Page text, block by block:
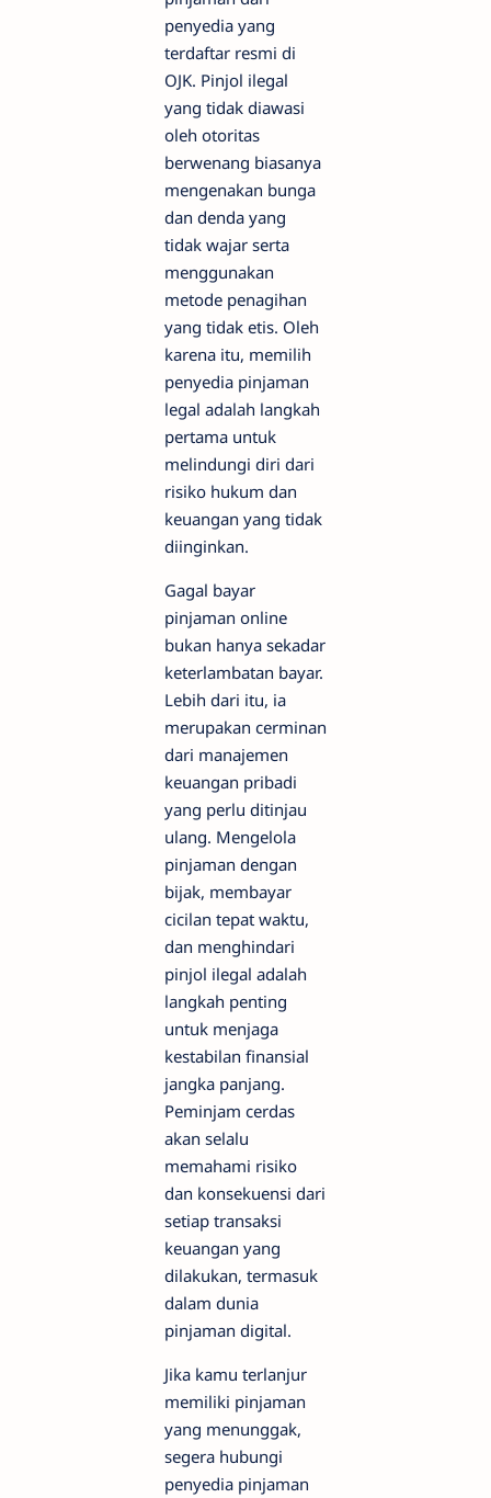
penyedia yang
terdaftar resmi di
OJK. Pinjol ilegal
yang tidak diawasi
oleh otoritas
berwenang biasanya
mengenakan bunga
dan denda yang
tidak wajar serta
menggunakan
metode penagihan
yang tidak etis. Oleh
karena itu, memilih
penyedia pinjaman
legal adalah langkah
pertama untuk
melindungi diri dari
risiko hukum dan
keuangan yang tidak
diinginkan.
Gagal bayar
pinjaman online
bukan hanya sekadar
keterlambatan bayar.
Lebih dari itu, ia
merupakan cerminan
dari manajemen
keuangan pribadi
yang perlu ditinjau
ulang. Mengelola
pinjaman dengan
bijak, membayar
cicilan tepat waktu,
dan menghindari
pinjol ilegal adalah
langkah penting
untuk menjaga
kestabilan finansial
jangka panjang.
Peminjam cerdas
akan selalu
memahami risiko
dan konsekuensi dari
setiap transaksi
keuangan yang
dilakukan, termasuk
dalam dunia
pinjaman digital.
Jika kamu terlanjur
memiliki pinjaman
yang menunggak,
segera hubungi
penyedia pinjaman